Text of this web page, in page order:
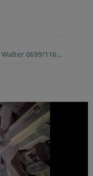
0699/116...